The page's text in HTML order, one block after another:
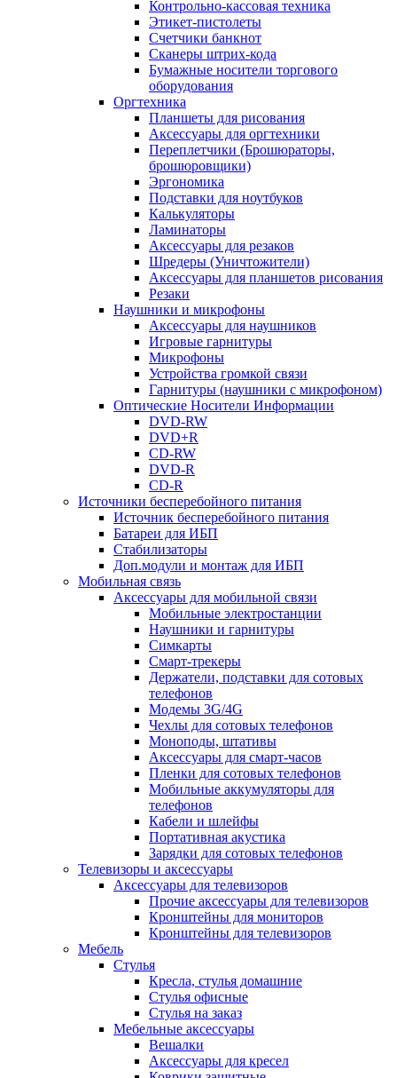
Контрольно-кассовая техника
Этикет-пистолеты
Счетчики банкнот
Сканеры штрих-кода
Бумажные носители торгового
оборудования
Оргтехника
Планшеты для рисования
Аксессуары для оргтехники
Переплетчики (Брошюраторы,
брошюровщики)
Эргономика
Подставки для ноутбуков
Калькуляторы
Ламинаторы
Аксессуары для резаков
Шредеры (Уничтожители)
Аксессуары для планшетов рисования
Резаки
Наушники и микрофоны
Аксессуары для наушников
Игровые гарнитуры
Микрофоны
Устройства громкой связи
Гарнитуры (наушники с микрофоном)
Оптические Носители Информации
DVD-RW
DVD+R
CD-RW
DVD-R
CD-R
Источники бесперебойного питания
Источник бесперебойного питания
Батареи для ИБП
Стабилизаторы
Доп.модули и монтаж для ИБП
Мобильная связь
Аксессуары для мобильной связи
Мобильные электростанции
Наушники и гарнитуры
Симкарты
Смарт-трекеры
Держатели, подставки для сотовых
телефонов
Модемы 3G/4G
Чехлы для сотовых телефонов
Моноподы, штативы
Аксессуары для смарт-часов
Пленки для сотовых телефонов
Мобильные аккумуляторы для
телефонов
Кабели и шлейфы
Портативная акустика
Зарядки для сотовых телефонов
Телевизоры и аксессуары
Аксессуары для телевизоров
Прочие аксессуары для телевизоров
Кронштейны для мониторов
Кронштейны для телевизоров
Мебель
Стулья
Кресла, стулья домашние
Стулья офисные
Стулья на заказ
Мебельные аксессуары
Вешалки
Аксессуары для кресел